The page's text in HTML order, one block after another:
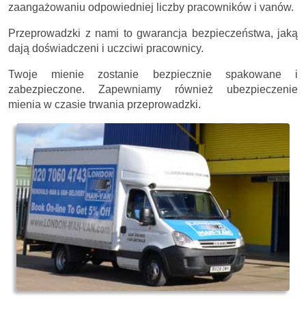
zaangażowaniu odpowiedniej liczby pracowników i vanów.
Przeprowadzki z nami to gwarancja bezpieczeństwa, jaką
dają doświadczeni i uczciwi pracownicy.
Twoje mienie zostanie bezpiecznie spakowane i
zabezpieczone. Zapewniamy również ubezpieczenie
mienia w czasie trwania przeprowadzki.